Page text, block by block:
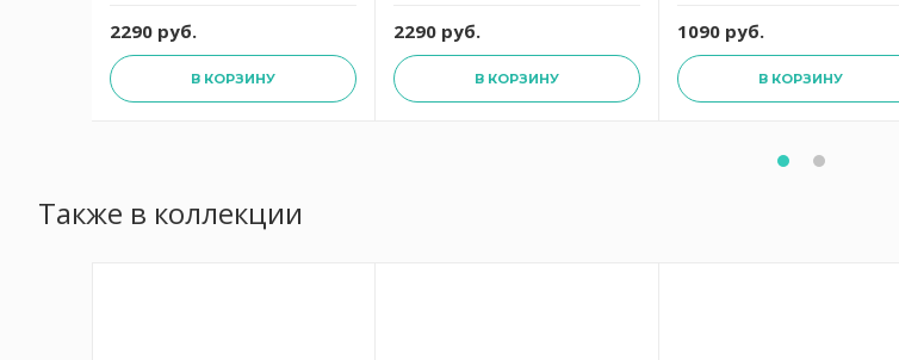
2290 руб.
В КОРЗИНУ
2290 руб.
В КОРЗИНУ
1090 руб.
В КОРЗИНУ
Также в коллекции